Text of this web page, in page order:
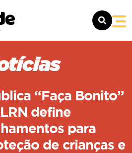
“Faça Bonito”
define
para
de crianças e